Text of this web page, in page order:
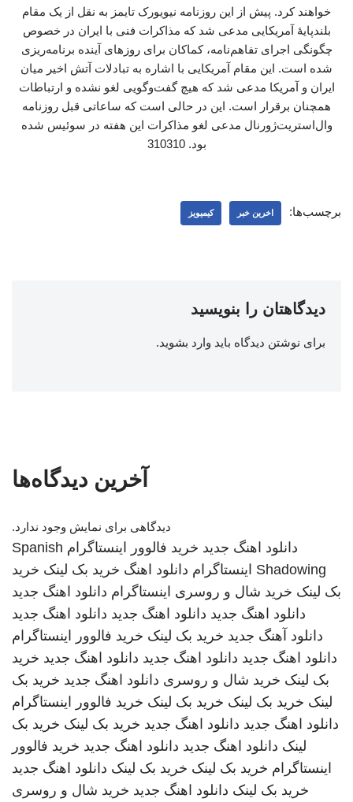
خواهند کرد. پیش از این روزنامه نیویورک تایمز به نقل از یک مقام
بلندپایهٔ آمریکایی مدعی شد که مذاکرات فنی با ایران در خصوص
چگونگی اجرای تفاهم‌نامه، کماکان برای روزهای آینده برنامه‌ریزی
شده است. این مقام آمریکایی با اشاره به تبادلات آتش اخیر میان
ایران و آمریکا مدعی شد که هیچ گفت‌وگویی لغو نشده و ارتباطات
همچنان برقرار است. این در حالی است که ساعاتی قبل روزنامه
وال‌استریت‌ژورنال مدعی لغو مذاکرات این هفته در سوئیس شده
بود. 310310
برچسب‌ها: اخرین خبر کیمیویز
دیدگاهتان را بنویسید
برای نوشتن دیدگاه باید وارد بشوید.
آخرین دیدگاه‌ها
دیدگاهی برای نمایش وجود ندارد.
دانلود اهنگ جدید خرید فالوور اینستاگرام Spanish
Shadowing اینستاگرام دانلود اهنگ خرید بک لینک خرید
بک لینک خرید شال و روسری اینستاگرام دانلود اهنگ جدید
دانلود اهنگ جدید دانلود اهنگ جدید دانلود اهنگ جدید
دانلود آهنگ جدید خرید بک لینک خرید فالوور اینستاگرام
دانلود اهنگ جدید دانلود اهنگ جدید دانلود اهنگ جدید خرید
بک لینک خرید شال و روسری دانلود اهنگ جدید خرید بک
لینک خرید بک لینک خرید بک لینک خرید فالوور اینستاگرام
دانلود اهنگ جدید دانلود اهنگ جدید خرید بک لینک خرید بک
لینک دانلود اهنگ جدید دانلود اهنگ جدید خرید فالوور
اینستاگرام خرید بک لینک خرید بک لینک دانلود اهنگ جدید
خرید بک لینک دانلود اهنگ جدید خرید شال و روسری